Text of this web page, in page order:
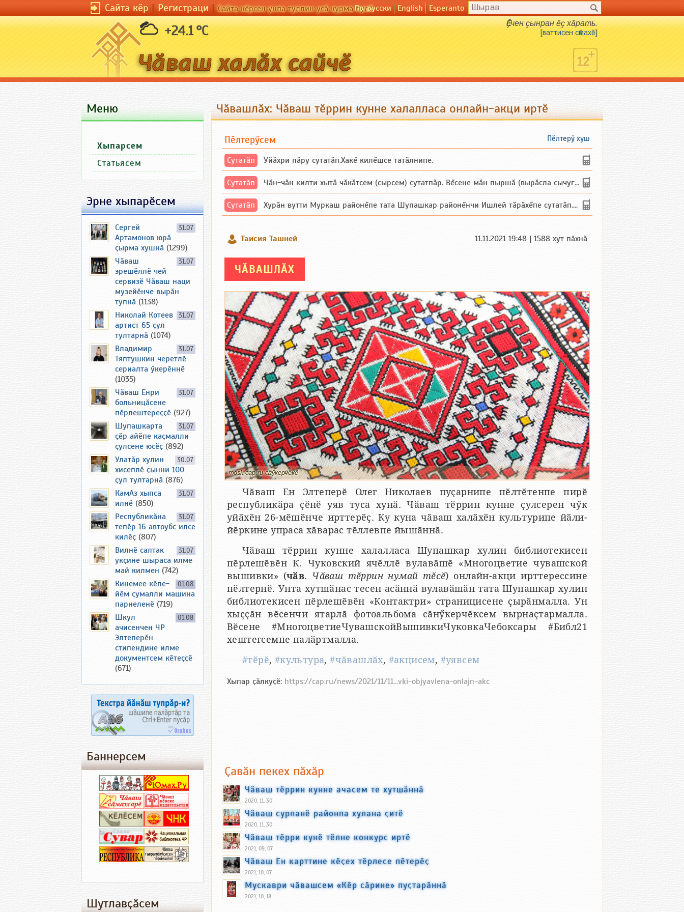
Сайта кӗр|Регистраци|Сайта кӗрсен унпа туллин усӑ курма пулӗПо-русски English Esperanto
+24.1 °C Ӗҫчен ҫынран ӗҫ хӑрать.
[ваттисен сӑмахӗ]
Чӑвашлӑх: Чӑваш тӗррин кунне халалласа онлайн-акци иртӗ
Пӗлтерӳ хуш
Пӗлтерӳсем
Сутатӑп Уйăхри пăру сутатăп.Хакĕ килĕшсе татăлнипе.
Сутатӑп Чăн-чăн килти хытă чăкăтсем (сырсем) сутатпăр. Вĕсене мăн пыршă (вырăсла сычуг) ...
Сутатӑп Хурăн вутти Муркаш районĕпе тата Шупашкар районĕнчи Ишлей тăрăхĕпе сутатăп. Ха...
Таисия Ташней 11.11.2021 19:48 | 1588 хут пӑхнӑ
ЧӐВАШЛӐХ
mosk.cap.ru сӑнӳкерчӗкӗ
Чӑваш Ен Элтеперӗ Олег Николаев пуҫарнипе пӗлтӗтенпе пирӗ
республикӑра ҫӗнӗ уяв туса хунӑ. Чӑваш тӗррин кунне ҫулсерен чӳк
уйӑхӗн 26-мӗшӗнче ирттерӗҫ. Ку куна чӑваш халӑхӗн культурипе йӑли-
йӗркине упраса хӑварас тӗллевпе йышӑннӑ.
Чӑваш тӗррин кунне халалласа Шупашкар хулин библиотекисен
пӗрлешӗвӗн К. Чуковский ячӗллӗ вулавӑшӗ «Многоцветие чувашской
вышивки» (чӑв. Чӑваш тӗррин нумай тӗсӗ) онлайн-акци ирттерессине
пӗлтернӗ. Унта хутшӑнас тесен асӑннӑ вулавӑшӑн тата Шупашкар хулин
библиотекисен пӗрлешӗвӗн «Контактри» страницисене ҫырӑнмалла. Ун
хыҫҫӑн вӗсенчи ятарлӑ фотоальбома сӑнӳкерчӗксем вырнаҫтармалла.
Вӗсене #МногоцветиеЧувашскойВышивкиЧуковкаЧебоксары #Библ21
хештегсемпе палӑртмалла.
#тӗрӗ, #культура,#чӑвашлӑх, #акцисем, #уявсем
Хыпар ҫӑлкуҫӗ: https://cap.ru/news/2021/11/11...vki-objyavlena-onlajn-akc
Ҫавӑн пекех пӑхӑр
Чӑваш тӗррин кунне ачасем те хутшӑннӑ
2020, 11, 30
Чӑваш сурпанӗ районпа хулана ҫитӗ
2020, 11, 30
Чӑваш тӗрри кунӗ тӗлне конкурс иртӗ
2021, 09, 07
Чӑваш Ен карттине кӗҫех тӗрлесе пӗтерӗҫ
2021, 10, 07
Мускаври чӑвашсем «Кӗр сӑрине» пуҫтарӑннӑ
2021, 10, 18
Меню
Хыпарсем
Статьясем
Эрне хыпарӗсем
31.07
Сергей
Артамонов юрӑ
ҫырма хушнӑ (1299)
31.07
Чӑваш
эрешӗллӗ чей
сервизӗ Чӑваш наци
музейӗнче вырӑн
тупнӑ (1138)
31.07
Николай Котеев
артист 65 ҫул
тултарнӑ (1074)
31.07
Владимир
Тяптушкин черетлӗ
сериалта ӳкерӗннӗ
(1035)
31.07
Чӑваш Енри
больницӑсене
пӗрлештереҫҫӗ (927)
31.07
Шупашкарта
ҫӗр айӗпе каҫмалли
ҫулсене юсӗҫ (892)
30.07
Улатӑр хулин
хисеплӗ ҫынни 100
ҫул тултарнӑ (876)
31.07
КамАз хыпса
илнӗ (850)
31.07
Республикӑна
тепӗр 16 автоубс илсе
килӗҫ (807)
31.07
Вилнӗ салтак
укҫине шыраса илме
май килмен (742)
01.08
Кинемее кӗпе-
йӗм ҫумалли машина
парнеленӗ (719)
01.08
Шкул
ачисенчен ЧР
Элтеперӗн
стипендине илме
документсем кӗтеҫҫӗ
(671)
Баннерсем
Шутлавҫӑсем